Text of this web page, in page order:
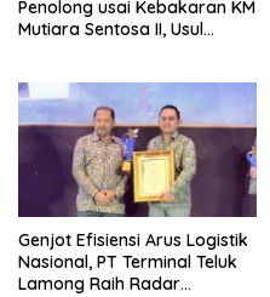
Penolong usai Kebakaran KM
Mutiara Sentosa II, Usul
Genjot Efisiensi Arus Logistik
Nasional, PT Terminal Teluk
Lamong Raih Radar